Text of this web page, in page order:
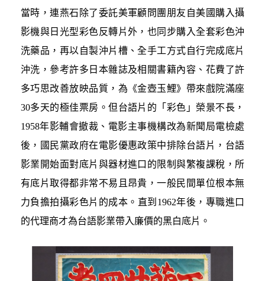
當時，連燕石除了委託美軍顧問團朋友自美國購入攝
影機與日光型彩色反轉片外，也同步購入全套彩色沖
洗藥品，再以自製沖片槽、全手工方式自行完成底片
沖洗，參考許多日本雜誌及相關書籍內容、花費了許
多巧思改善放映品質，為《金壺玉鯉》帶來戲院滿座
30多天的極佳票房。但台語片的「彩色」榮景不長，
1958年影輔會撤裁、電影主事機構改為新聞局電檢處
後，國民黨政府在電影優惠政策中排除台語片，台語
影業開始面對底片與器材進口的限制與繁複課稅，所
有底片取得都非常不易且昂貴，一般民間單位根本無
力負擔拍攝彩色片的成本。直到1962年後，專職進口
的代理商才為台語影業帶入廉價的黑白底片。